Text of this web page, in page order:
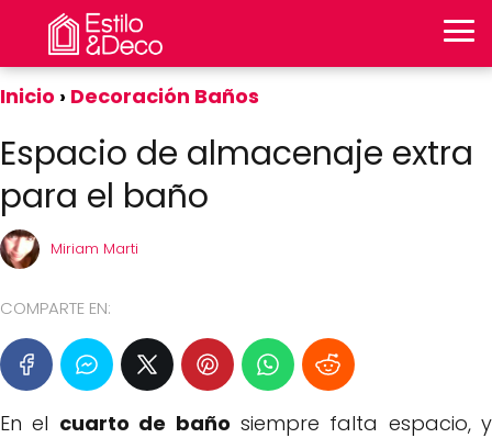
Inicio Decoración Baños
Espacio de almacenaje extra
para el baño
Miriam Marti
COMPARTE EN:
En el cuarto de baño siempre falta espacio, y